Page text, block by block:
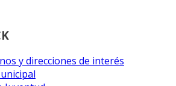
y direcciones de interés